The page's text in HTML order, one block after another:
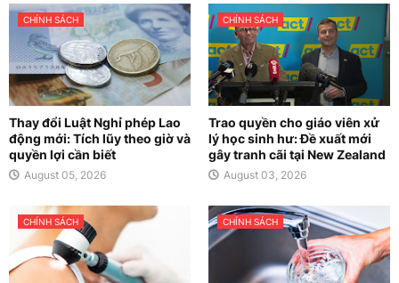
CHÍNH SÁCH
Thay đổi Luật Nghỉ phép Lao
động mới: Tích lũy theo giờ và
quyền lợi cần biết
August 05, 2026
CHÍNH SÁCH
Trao quyền cho giáo viên xử
lý học sinh hư: Đề xuất mới
gây tranh cãi tại New Zealand
August 03, 2026
CHÍNH SÁCH CHÍNH SÁCH